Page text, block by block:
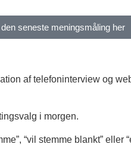
seneste meningsmåling her
af telefoninterview og
i morgen.
“vil stemme blankt” eller